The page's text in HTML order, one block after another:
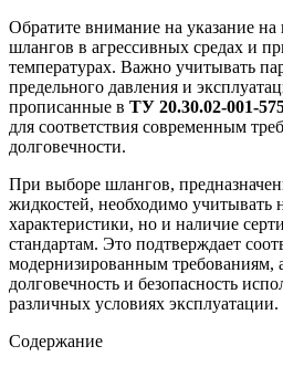
Обратите внимание на указание
шлангов в агрессивных средах и
температурах. Важно учитывать
предельного давления и
прописанные в ТУ 20.30.02-001-
для соответствия современным
долговечности.
При выборе шлангов,
жидкостей, необходимо учитывать
характеристики, но и наличие
стандартам. Это подтверждает
модернизированным требованиям,
долговечность и безопасность
различных условиях эксплуатации.
Содержание